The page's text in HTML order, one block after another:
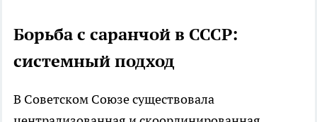
Борьба с саранчой в СССР:
системный подход
В Советском Союзе существовала